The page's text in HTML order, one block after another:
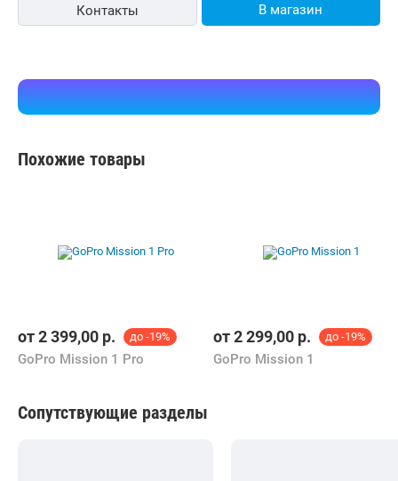
Контакты В магазин
Похожие товары
от2 399,00 р. до -19%
GoPro Mission 1 Pro
от2 299,00 р. до -19%
GoPro Mission 1
Сопутствующие разделы